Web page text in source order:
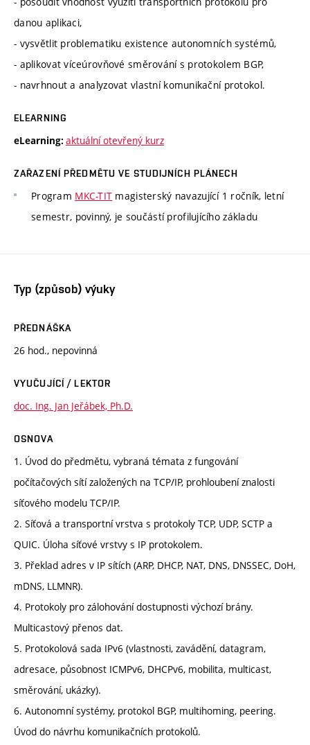
danou aplikaci,
- vysvětlit problematiku existence autonomních systémů,
- aplikovat víceúrovňové směrování s protokolem BGP,
- navrhnout a analyzovat vlastní komunikační protokol.
ELEARNING
eLearning: aktuální otevřený kurz
ZAŘAZENÍ PŘEDMĚTU VE STUDIJNÍCH PLÁNECH
Program MKC-TIT magisterský navazující 1 ročník, letní
semestr, povinný, je součástí profilujícího základu
Typ (způsob) výuky
PŘEDNÁŠKA
26 hod., nepovinná
VYUČUJÍCÍ / LEKTOR
doc. Ing. Jan Jeřábek, Ph.D.
OSNOVA
1. Úvod do předmětu, vybraná témata z fungování
počítačových sítí založených na TCP/IP, prohloubení znalosti
síťového modelu TCP/IP.
2. Síťová a transportní vrstva s protokoly TCP, UDP, SCTP a
QUIC. Úloha síťové vrstvy s IP protokolem.
3. Překlad adres v IP sítích (ARP, DHCP, NAT, DNS, DNSSEC, DoH,
mDNS, LLMNR).
4. Protokoly pro zálohování dostupnosti výchozí brány.
Multicastový přenos dat.
5. Protokolová sada IPv6 (vlastnosti, zavádění, datagram,
adresace, působnost ICMPv6, DHCPv6, mobilita, multicast,
směrování, ukázky).
6. Autonomní systémy, protokol BGP, multihoming, peering.
Úvod do návrhu komunikačních protokolů.